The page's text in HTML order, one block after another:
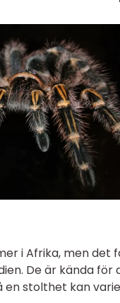
i Afrika, men det
De är kända
stolthet kan